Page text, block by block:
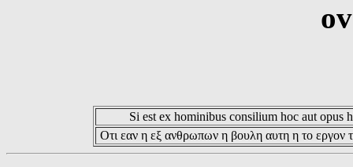
Si est ex hominibus consilium hoc aut opus
Οτι εαν η εξ ανθρωπων η βουλη αυτη η το εργον